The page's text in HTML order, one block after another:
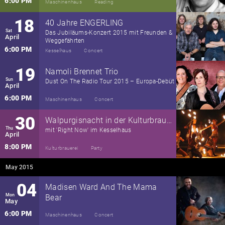
Maschinenhaus Reading
Sat 18
April
6:00 PM
40 Jahre ENGERLING
Das Jubiläums-Konzert 2015 mit Freunden &
Weggefährten
Kesselhaus Concert
Sun 19
April
6:00 PM
Namoli Brennet Trio
Dust On The Radio Tour 2015 – Europa-Debüt
Maschinenhaus Concert
Thu 30
April
8:00 PM
Walpurgisnacht in der Kulturbrauerei
mit 'Right Now' im Kesselhaus
Kulturbrauerei Party
May 2015
Mon 04
May
6:00 PM
Madisen Ward And The Mama
Bear
Maschinenhaus Concert